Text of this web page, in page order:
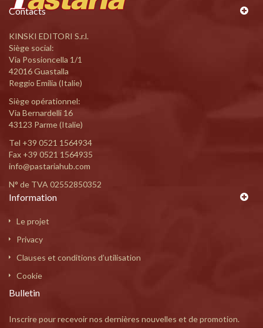
Contacts
KINSKI EDITORI S.r.l.
Siège social:
Via Possioncella 1/1
42016 Guastalla
Reggio Emilia (Italie)
Siège opérationnel:
Via Bernardelli 16
43123 Parme (Italie)
Tel +39 0521 1564934
Fax +39 0521 1564935
info@pastariahub.com
N° de TVA 02552850352
Information
Le projet
Privacy
Clauses et conditions d’utilisation
Cookie
Bulletin
Inscrire pour recevoir nos dernières nouvelles et de promotion.